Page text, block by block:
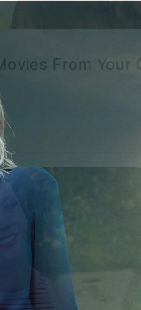
From Your